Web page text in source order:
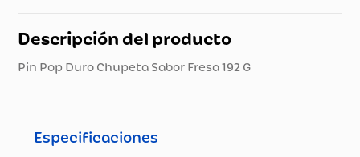
Descripción del producto
Pin Pop Duro Chupeta Sabor Fresa 192 G
Especificaciones